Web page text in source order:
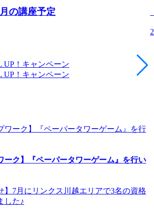
の講座予定
ーク】『ペーパータワーゲーム』を行い